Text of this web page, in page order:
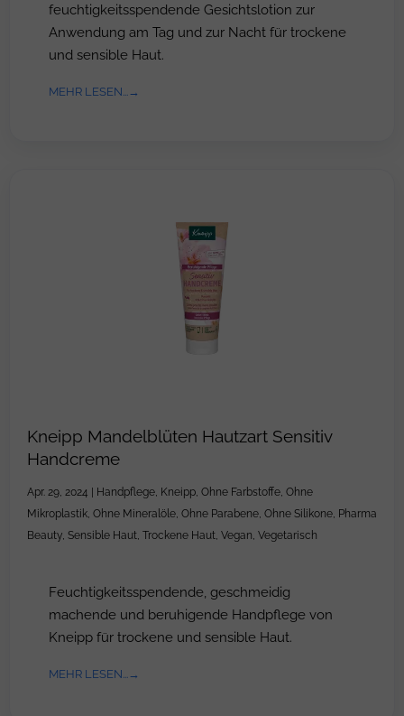
feuchtigkeitsspendende Gesichtslotion zur
Anwendung am Tag und zur Nacht für trockene
und sensible Haut.
MEHR LESEN...
Kneipp Mandelblüten Hautzart Sensitiv
Handcreme
Apr. 29, 2024 | Handpflege Kneipp Ohne Farbstoffe Ohne
Mikroplastik Ohne Mineralöle Ohne Parabene Ohne Silikone Pharma
Beauty Sensible Haut Trockene Haut Vegan Vegetarisch
Feuchtigkeitsspendende, geschmeidig
machende und beruhigende Handpflege von
Kneipp für trockene und sensible Haut.
MEHR LESEN...